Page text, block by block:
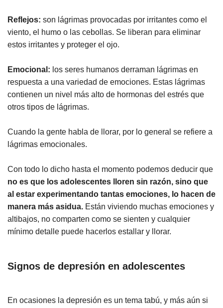
Reflejos: son lágrimas provocadas por irritantes como el
viento, el humo o las cebollas. Se liberan para eliminar
estos irritantes y proteger el ojo.
Emocional: los seres humanos derraman lágrimas en
respuesta a una variedad de emociones. Estas lágrimas
contienen un nivel más alto de hormonas del estrés que
otros tipos de lágrimas.
Cuando la gente habla de llorar, por lo general se refiere a
lágrimas emocionales.
Con todo lo dicho hasta el momento podemos deducir que
no es que los adolescentes lloren sin razón, sino que
al estar experimentando tantas emociones, lo hacen de
manera más asidua. Están viviendo muchas emociones y
altibajos, no comparten como se sienten y cualquier
mínimo detalle puede hacerlos estallar y llorar.
Signos de depresión en adolescentes
En ocasiones la depresión es un tema tabú, y más aún si